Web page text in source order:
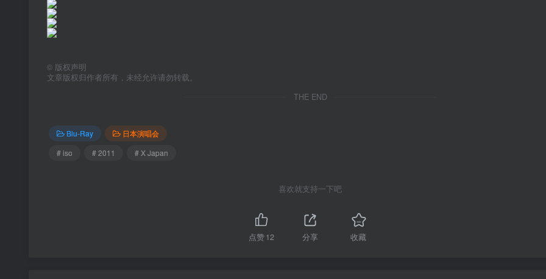
© 版权声明
文章版权归作者所有，未经允许请勿转载。
THE END
Blu-Ray
日本演唱会
# iso
# 2011 # X Japan
喜欢就支持一下吧
点赞12 分享 收藏